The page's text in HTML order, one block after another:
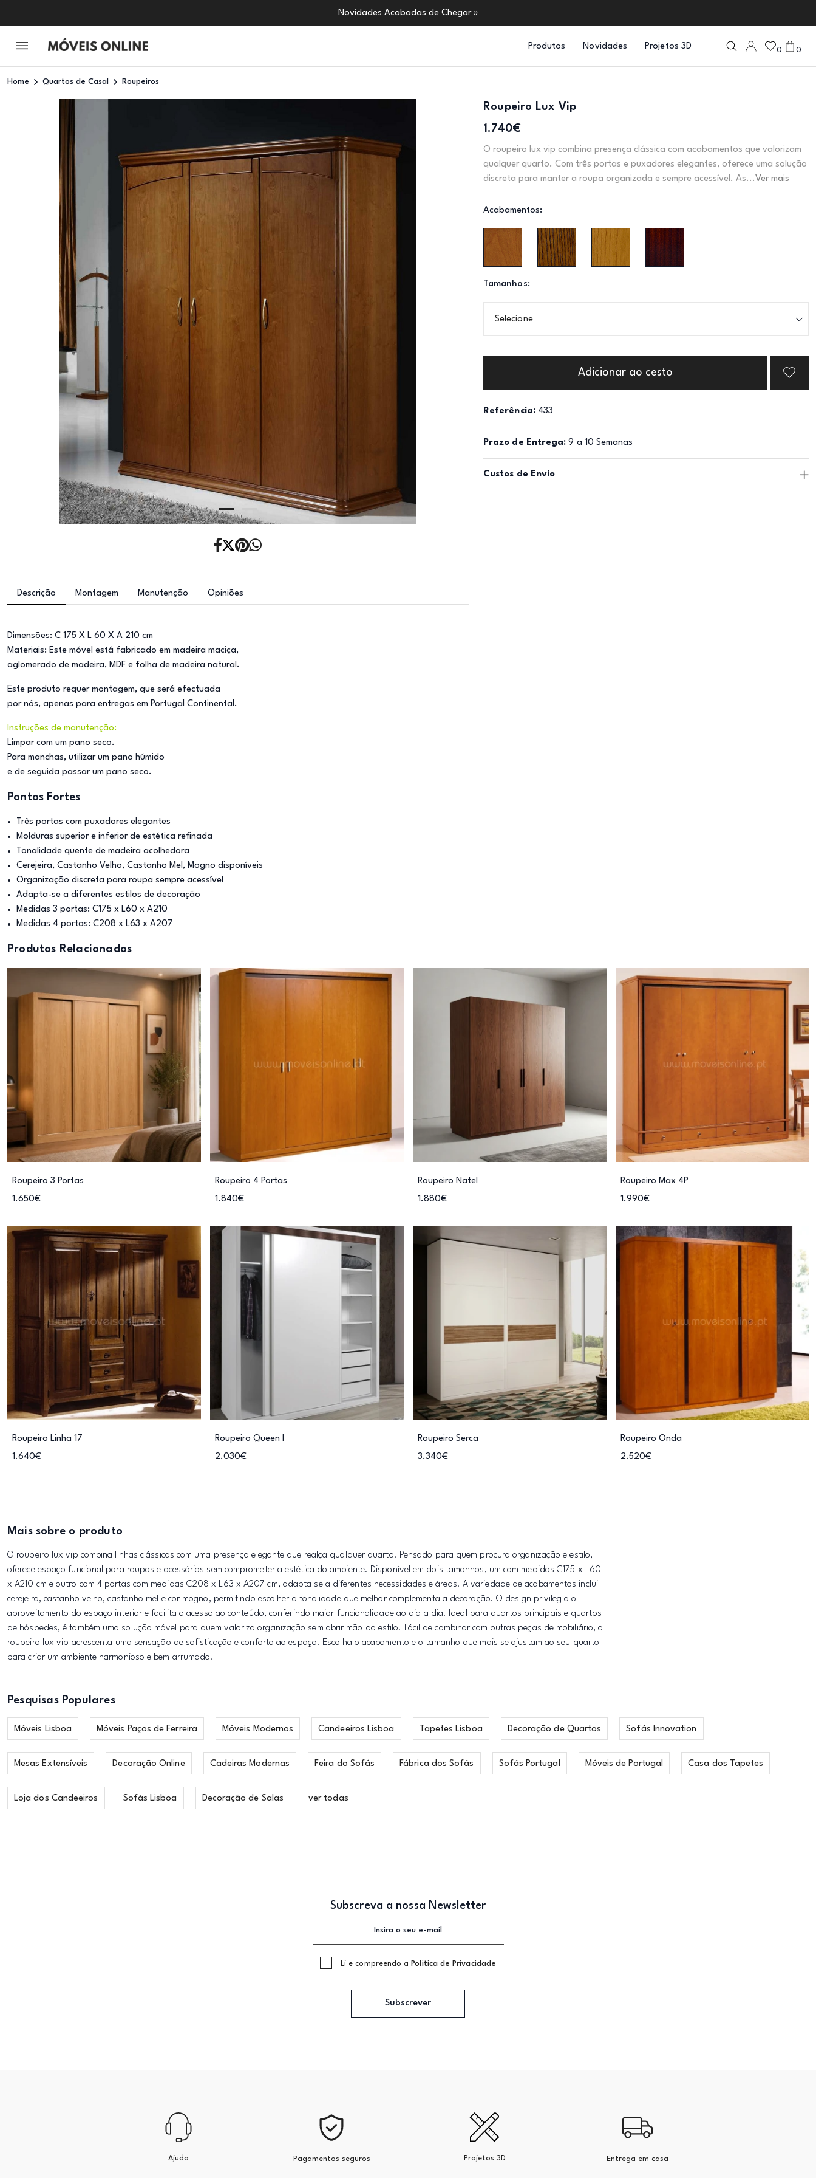
Novidades Acabadas de Chegar »
Produtos Novidades Projetos 3D 0 0
Home Quartos de Casal Roupeiros
Roupeiro Lux Vip
1.740€
O roupeiro lux vip combina presença clássica com acabamentos que valorizam
qualquer quarto. Com três portas e puxadores elegantes, oferece uma solução
discreta para manter a roupa organizada e sempre acessível. As... Ver mais
Acabamentos:
Tamanhos:
Selecione
Adicionar ao cesto
Referência: 433
Prazo de Entrega: 9 a 10 Semanas
Custos de Envio
Descrição Montagem Manutenção Opiniões
Dimensões: C 175 X L 60 X A 210 cm
Materiais: Este móvel está fabricado em madeira maciça,
aglomerado de madeira, MDF e folha de madeira natural.
Este produto requer montagem, que será efectuada
por nós, apenas para entregas em Portugal Continental.
Instruções de manutenção:
Limpar com um pano seco.
Para manchas, utilizar um pano húmido
e de seguida passar um pano seco.
Pontos Fortes
Três portas com puxadores elegantes
Molduras superior e inferior de estética refinada
Tonalidade quente de madeira acolhedora
Cerejeira, Castanho Velho, Castanho Mel, Mogno disponíveis
Organização discreta para roupa sempre acessível
Adapta-se a diferentes estilos de decoração
Medidas 3 portas: C175 x L60 x A210
Medidas 4 portas: C208 x L63 x A207
Produtos Relacionados
Roupeiro 3 Portas
1.650€
Roupeiro 4 Portas
1.840€
Roupeiro Natel
1.880€
Roupeiro Max 4P
1.990€
Roupeiro Linha 17
1.640€
Roupeiro Queen I
2.030€
Roupeiro Serca
3.340€
Roupeiro Onda
2.520€
Mais sobre o produto
O roupeiro lux vip combina linhas clássicas com uma presença elegante que realça qualquer quarto. Pensado para quem procura organização e estilo,
oferece espaço funcional para roupas e acessórios sem comprometer a estética do ambiente. Disponível em dois tamanhos, um com medidas C175 x L60
x A210 cm e outro com 4 portas com medidas C208 x L63 x A207 cm, adapta se a diferentes necessidades e áreas. A variedade de acabamentos inclui
cerejeira, castanho velho, castanho mel e cor mogno, permitindo escolher a tonalidade que melhor complementa a decoração. O design privilegia o
aproveitamento do espaço interior e facilita o acesso ao conteúdo, conferindo maior funcionalidade ao dia a dia. Ideal para quartos principais e quartos
de hóspedes, é também uma solução móvel para quem valoriza organização sem abrir mão do estilo. Fácil de combinar com outras peças de mobiliário, o
roupeiro lux vip acrescenta uma sensação de sofisticação e conforto ao espaço. Escolha o acabamento e o tamanho que mais se ajustam ao seu quarto
para criar um ambiente harmonioso e bem arrumado.
Pesquisas Populares
Móveis Lisboa Móveis Paços de Ferreira Móveis Modernos Candeeiros Lisboa Tapetes Lisboa Decoração de Quartos Sofás Innovation
Mesas Extensíveis Decoração Online Cadeiras Modernas Feira do Sofás Fábrica dos Sofás Sofás Portugal Móveis de Portugal Casa dos Tapetes
Loja dos Candeeiros Sofás Lisboa Decoração de Salas ver todas
Subscreva a nossa Newsletter
Li e compreendo a Politica de Privacidade
Subscrever
Ajuda Pagamentos seguros Projetos 3D Entrega em casa